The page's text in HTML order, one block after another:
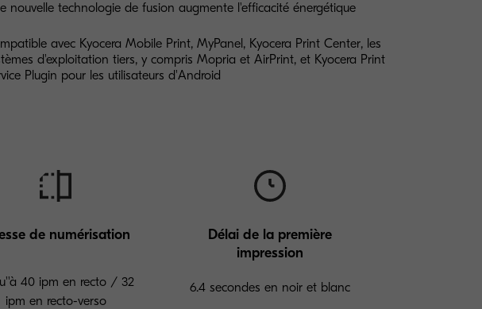
nouvelle technologie de fusion augmente l'efficacité énergétique
avec Kyocera Mobile Print, MyPanel, Kyocera Print Center, les
d'exploitation tiers, y compris Mopria et AirPrint, et Kyocera Print
Plugin pour les utilisateurs d'Android
de numérisation
40 ipm en recto / 32
ipm en recto-verso
Délai de la première
impression
6.4 secondes en noir et blanc